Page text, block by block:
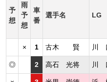
予
想
雨
予
想
車
番
選手名 LG
× 1 古木 賢 川
◎ 2 高石 光将 川